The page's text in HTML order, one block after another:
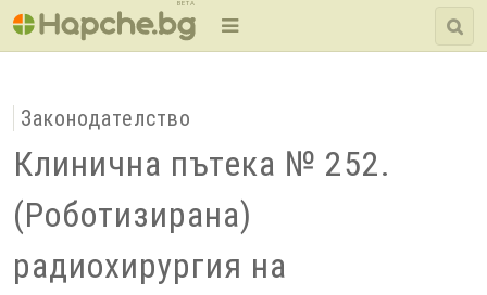
BETA
Законодателство
Клинична пътека № 252.
(Роботизирана)
радиохирургия на